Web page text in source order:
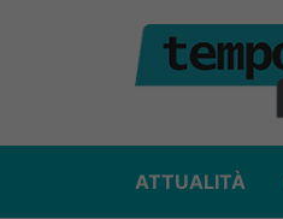
ATTUALITÀ